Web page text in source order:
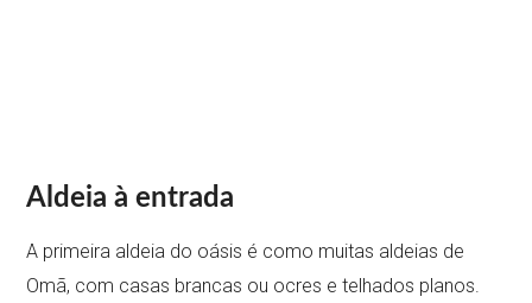
Aldeia à entrada
A primeira aldeia do oásis é como muitas aldeias de
Omã, com casas brancas ou ocres e telhados planos.